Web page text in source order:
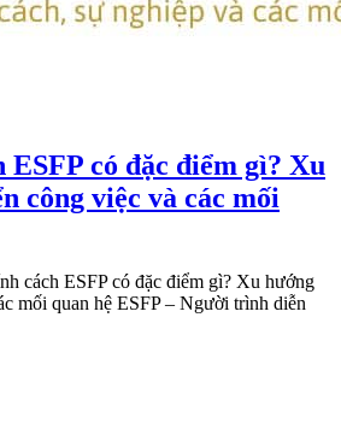
có đặc điểm gì? Xu
công việc và các mối
cách ESFP có đặc điểm gì? Xu hướng
mối quan hệ ESFP – Người trình diễn